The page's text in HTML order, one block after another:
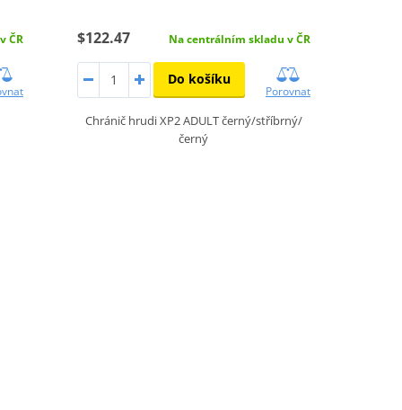
ČR $122.47 Na centrálním skladu v ČR
Do košíku
Porovnat
Chránič hrudi XP2 ADULT černý/stříbrný/
černý